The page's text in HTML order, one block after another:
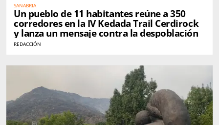
SANABRIA
Un pueblo de 11 habitantes reúne a 350
corredores en la IV Kedada Trail Cerdirock
y lanza un mensaje contra la despoblación
REDACCIÓN